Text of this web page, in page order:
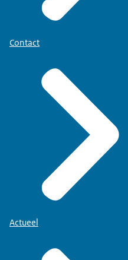
Contact
Actueel